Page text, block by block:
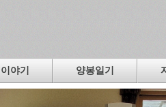
야기 양봉일기